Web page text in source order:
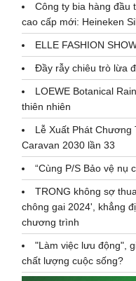
Công ty bia hàng đầu
cao cấp mới: Heineken
ELLE FASHION
Đầy rẫy chiêu trò lừa
LOEWE Botanical
thiên nhiên
Lễ Xuất Phát
Caravan 2030 lần 33
“Cùng P/S Bảo vệ nụ
TRONG không sợ
chông gai 2024', khẳng
chương trình
"Làm việc lưu động",
chất lượng cuộc sống?